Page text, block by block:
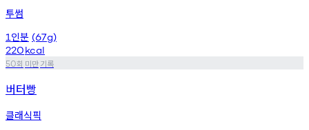
투썸
1 인분 (67g)
220kcal
50회 미만기록
버터빵
클래식픽